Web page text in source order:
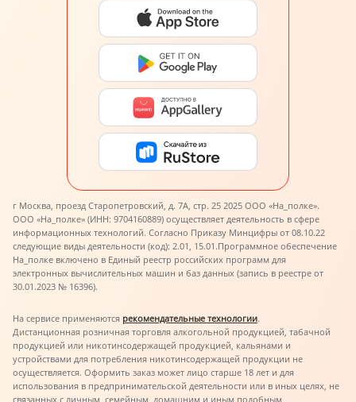
г Москва, проезд Старопетровский, д. 7А, стр. 25 2025 ООО «На_полке».
ООО «На_полке» (ИНН: 9704160889) осуществляет деятельность в сфере
информационных технологий. Согласно Приказу Минцифры от 08.10.22
следующие виды деятельности (код): 2.01, 15.01.Программное обеспечение
На_полке включено в Единый реестр российских программ для
электронных вычислительных машин и баз данных (запись в реестре от
30.01.2023 № 16396).
На сервисе применяются рекомендательные технологии.
Дистанционная розничная торговля алкогольной продукцией, табачной
продукцией или никотинсодержащей продукцией, кальянами и
устройствами для потребления никотинсодержащей продукции не
осуществляется. Оформить заказ может лицо старше 18 лет и для
использования в предпринимательской деятельности или в иных целях, не
связанных с личным, семейным, домашним и иным подобным